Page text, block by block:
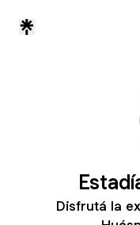
Disfrutá la